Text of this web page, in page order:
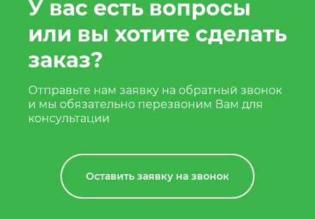
У вас есть вопросы
или вы хотите сделать
заказ?
Отправьте нам заявку на обратный звонок
и мы обязательно перезвоним Вам для
консультации
Оставить заявку на звонок